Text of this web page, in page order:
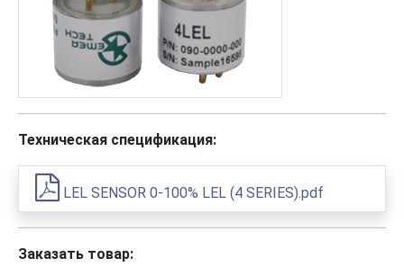
Техническая спецификация:
LEL SENSOR 0-100% LEL (4 SERIES).pdf
Заказать товар: